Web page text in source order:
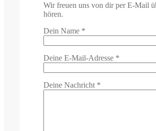
Wir freuen uns von dir per E-Mail
hören.
Dein Name *
Deine E-Mail-Adresse *
Deine Nachricht *